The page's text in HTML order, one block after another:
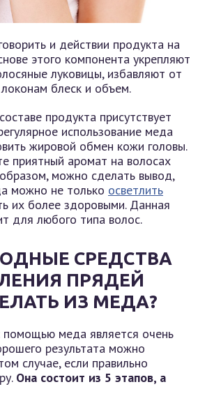
и действии продукта на
этого компонента укрепляют
луковицы, избавляют от
блеск и объем.
продукта присутствует
использование меда
жировой обмен кожи головы.
приятный аромат на волосах
можно сделать вывод,
можно не только осветлить
их более здоровыми. Данная
для любого типа волос.
СРЕДСТВА
ПРЯДЕЙ
ИЗ МЕДА?
помощью меда является очень
результата можно
случае, если правильно
Она состоит из 5 этапов, а